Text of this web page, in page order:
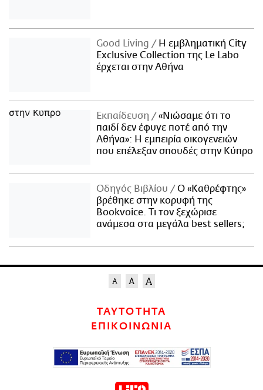
Good Living
Η εμβληματική City
Exclusive Collection της Le Labo
έρχεται στην Αθήνα
Εκπαίδευση
«Νιώσαμε ότι το
παιδί δεν έφυγε ποτέ από την
Αθήνα»: Η εμπειρία οικογενειών
που επέλεξαν σπουδές στην Κύπρο
Οδηγός Βιβλίου
Ο «Καθρέφτης»
βρέθηκε στην κορυφή της
Bookvoice. Τι τον ξεχώρισε
ανάμεσα στα μεγάλα best sellers;
ΤΑΥΤΟΤΗΤΑ
ΕΠΙΚΟΙΝΩΝΙΑ